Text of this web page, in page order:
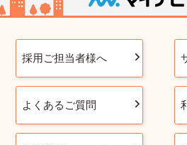
採用ご担当者様へ
よくあるご質問